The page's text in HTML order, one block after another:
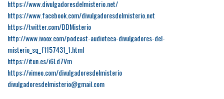
https://www.divulgadoresdelmisterio.net/
https://www.facebook.com/divulgadoresdelmisterio.net
https://twitter.com/DDMisterio
http://www.ivoox.com/podcast-audioteca-divulgadores-del-
misterio_sq_f1157431_1.html
https://itun.es/i6Ld7Vm
https://vimeo.com/divulgadoresdelmisterio
divulgadoresdelmisterio@gmail.com